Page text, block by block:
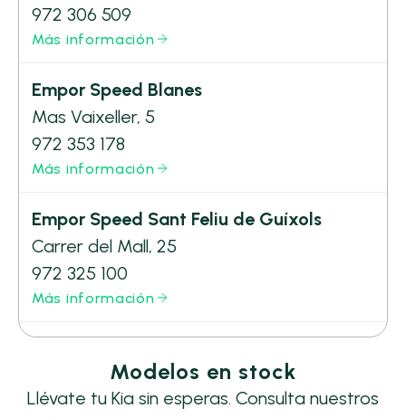
972 306 509
Más información
Empor Speed Blanes
Mas Vaixeller, 5
972 353 178
Más información
Empor Speed Sant Feliu de Guíxols
Carrer del Mall, 25
972 325 100
Más información
Modelos en stock
Llévate tu Kia sin esperas. Consulta nuestros